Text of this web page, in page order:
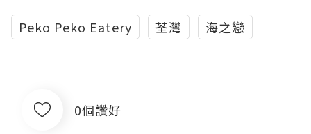
Peko Peko Eatery 荃灣 海之戀
0個讚好